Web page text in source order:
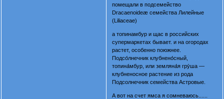
помещали в подсемейство
Dracaenoideæ семейства Лилейные
(Liliaceae)
а топинамбур и щас в российских
супермаркетах бывает. и на огородах
растет, особенно поюжнее.
Подсо́лнечник клубнено́сный,
топина́мбур, или земляна́я гру́ша —
клубненосное растение из рода
Подсолнечник семейства Астровые.
А вот на счет ямса я сомневаюсь......